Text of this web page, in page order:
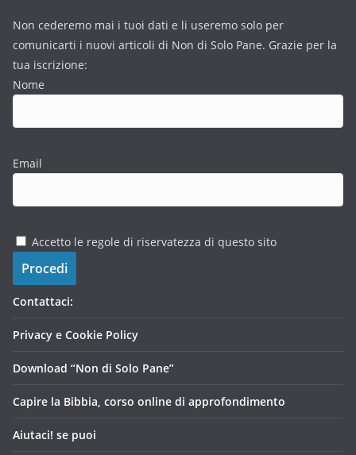
Non cederemo mai i tuoi dati e li useremo solo per
comunicarti i nuovi articoli di Non di Solo Pane. Grazie per la
tua iscrizione:
Nome
Email
Accetto le regole di riservatezza di questo sito
Contattaci:
Privacy e Cookie Policy
Download “Non di Solo Pane”
Capire la Bibbia, corso online di approfondimento
Aiutaci! se puoi